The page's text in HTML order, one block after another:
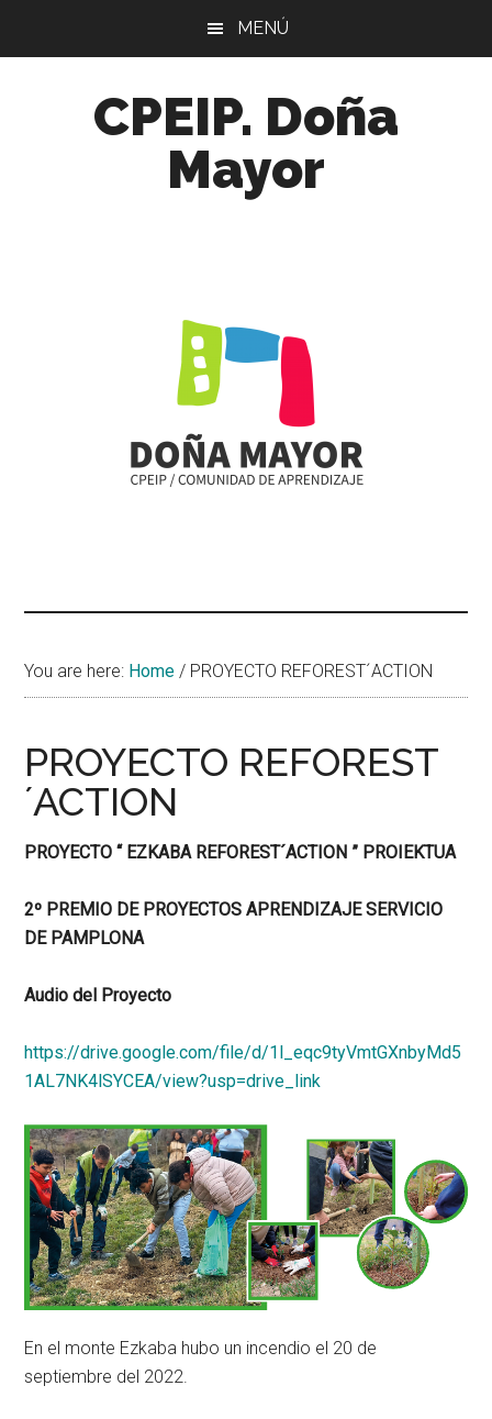
MENÚ
CPEIP. Doña
Mayor
You are here: Home / PROYECTO REFOREST´ACTION
PROYECTO REFOREST
´ACTION
PROYECTO “ EZKABA REFOREST´ACTION ” PROIEKTUA
2º PREMIO DE PROYECTOS APRENDIZAJE SERVICIO
DE PAMPLONA
Audio del Proyecto
https://drive.google.com/file/d/1l_eqc9tyVmtGXnbyMd5
1AL7NK4lSYCEA/view?usp=drive_link
En el monte Ezkaba hubo un incendio el 20 de
septiembre del 2022.